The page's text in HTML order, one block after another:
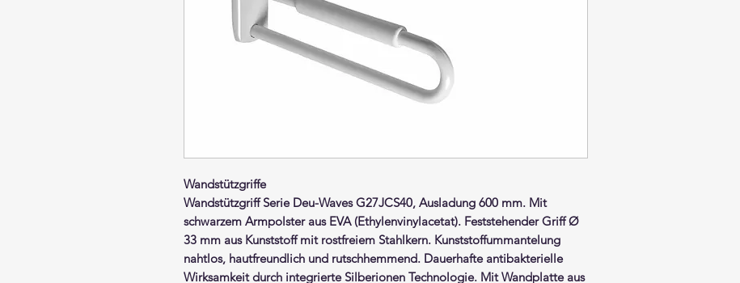
Wandstützgriffe
WandstützgriffSerie Deu-Waves G27JCS40, Ausladung 600 mm. Mit
schwarzem Armpolster aus EVA (Ethylenvinylacetat). Feststehender GriffØ
33 mm aus Kunststoff mit rostfreiem Stahlkern. Kunststoffummantelung
nahtlos, hautfreundlich und rutschhemmend. Dauerhafte antibakterielle
Wirksamkeit durch integrierte Silberionen Technologie. Mit Wandplatte aus